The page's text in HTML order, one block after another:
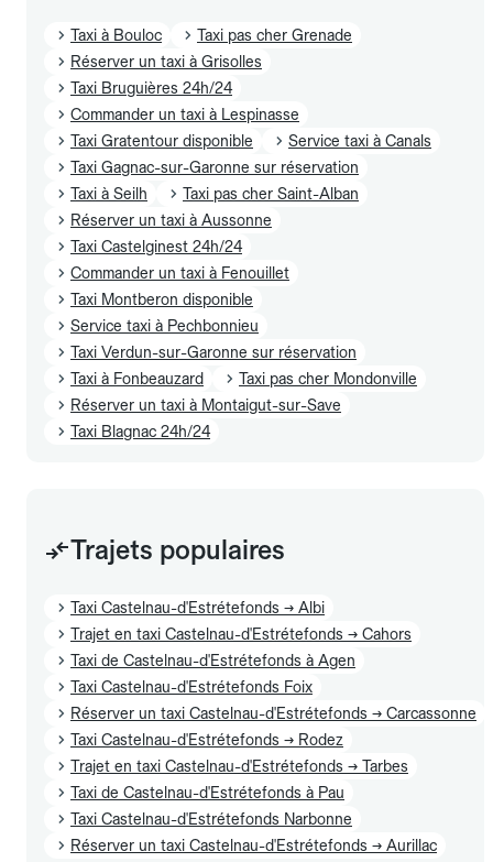
Taxi à Bouloc
Taxi pas cher Grenade
Réserver un taxi à Grisolles
Taxi Bruguières 24h/24
Commander un taxi à Lespinasse
Taxi Gratentour disponible
Service taxi à Canals
Taxi Gagnac-sur-Garonne sur réservation
Taxi à Seilh
Taxi pas cher Saint-Alban
Réserver un taxi à Aussonne
Taxi Castelginest 24h/24
Commander un taxi à Fenouillet
Taxi Montberon disponible
Service taxi à Pechbonnieu
Taxi Verdun-sur-Garonne sur réservation
Taxi à Fonbeauzard
Taxi pas cher Mondonville
Réserver un taxi à Montaigut-sur-Save
Taxi Blagnac 24h/24
Trajets populaires
Taxi Castelnau-d'Estrétefonds → Albi
Trajet en taxi Castelnau-d'Estrétefonds → Cahors
Taxi de Castelnau-d'Estrétefonds à Agen
Taxi Castelnau-d'Estrétefonds Foix
Réserver un taxi Castelnau-d'Estrétefonds → Carcassonne
Taxi Castelnau-d'Estrétefonds → Rodez
Trajet en taxi Castelnau-d'Estrétefonds → Tarbes
Taxi de Castelnau-d'Estrétefonds à Pau
Taxi Castelnau-d'Estrétefonds Narbonne
Réserver un taxi Castelnau-d'Estrétefonds → Aurillac